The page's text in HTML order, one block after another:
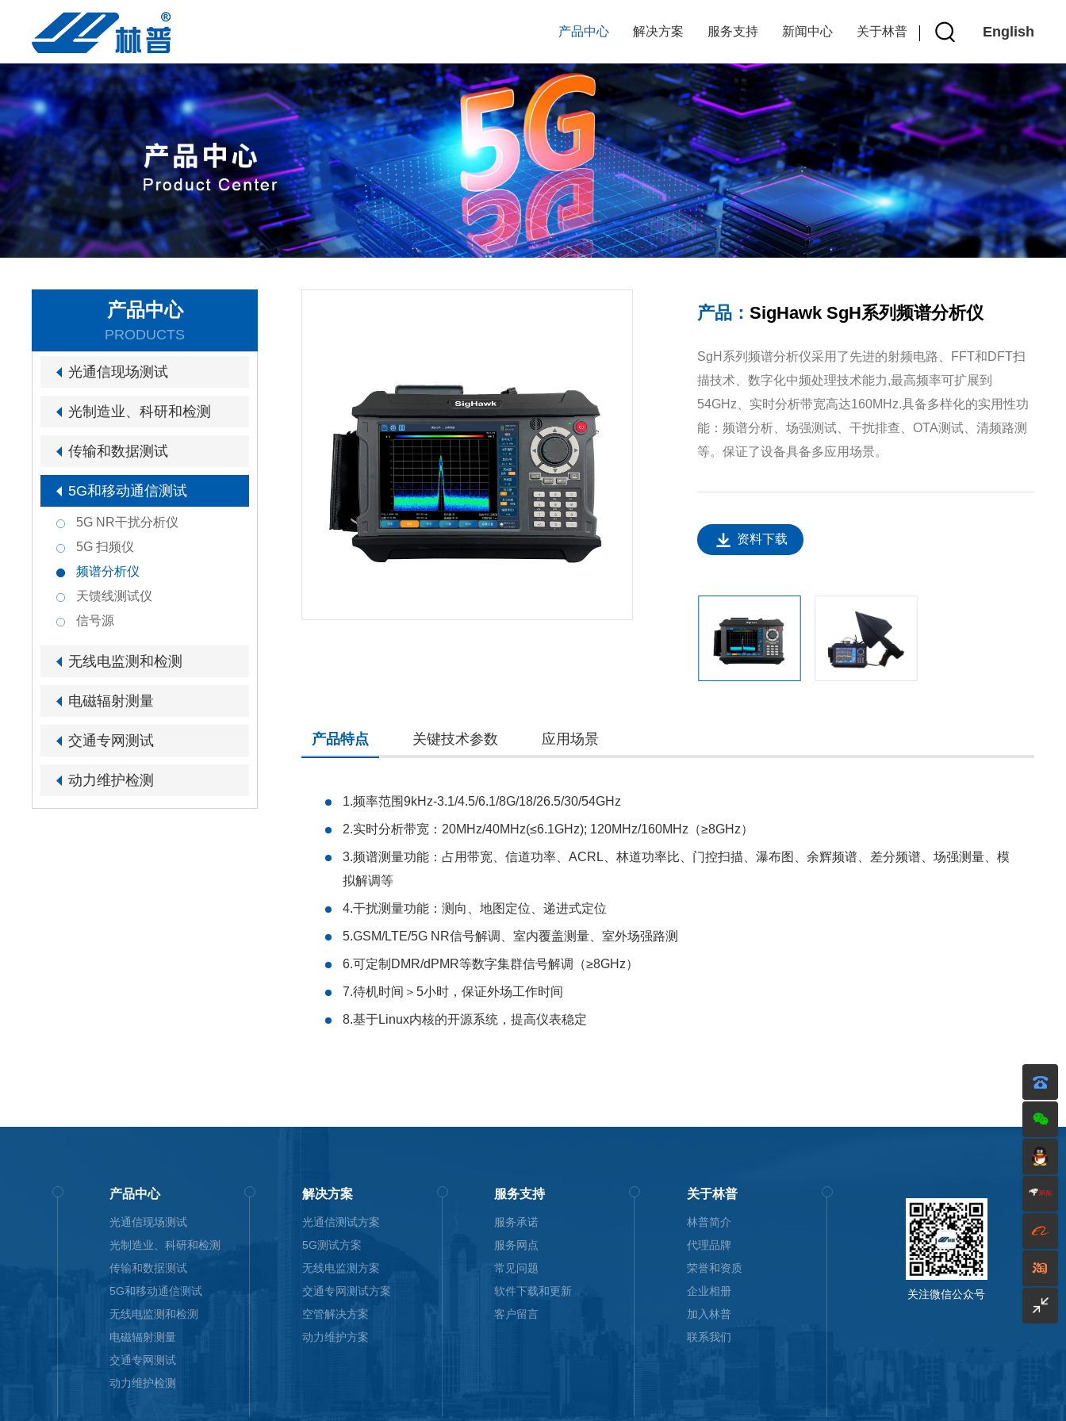
English
产品中心 解决方案 服务支持 新闻中心 关于林普
产品中心
PRODUCTS
光通信现场测试
光制造业、科研和检测
传输和数据测试
5G和移动通信测试
5G NR干扰分析仪
5G 扫频仪
频谱分析仪
天馈线测试仪
信号源
无线电监测和检测
电磁辐射测量
交通专网测试
动力维护检测
产品： SigHawk SgH系列频谱分析仪
SgH系列频谱分析仪采用了先进的射频电路、FFT和DFT扫
描技术、数字化中频处理技术能力,最高频率可扩展到
54GHz、实时分析带宽高达160MHz.具备多样化的实用性功
能：频谱分析、场强测试、干扰排查、OTA测试、清频路测
等。保证了设备具备多应用场景。
资料下载
产品特点 关键技术参数 应用场景
1.频率范围9kHz-3.1/4.5/6.1/8G/18/26.5/30/54GHz
2.实时分析带宽：20MHz/40MHz(≤6.1GHz); 120MHz/160MHz（≥8GHz）
3.频谱测量功能：占用带宽、信道功率、ACRL、林道功率比、门控扫描、瀑布图、余辉频谱、差分频谱、场强测量、模
拟解调等
4.干扰测量功能：测向、地图定位、递进式定位
5.GSM/LTE/5G NR信号解调、室内覆盖测量、室外场强路测
6.可定制DMR/dPMR等数字集群信号解调（≥8GHz）
7.待机时间＞5小时，保证外场工作时间
8.基于Linux内核的开源系统，提高仪表稳定
产品中心
光通信现场测试
光制造业、科研和检测
传输和数据测试
5G和移动通信测试
无线电监测和检测
电磁辐射测量
交通专网测试
动力维护检测
解决方案
光通信测试方案
5G测试方案
无线电监测方案
交通专网测试方案
空管解决方案
动力维护方案
服务支持
服务承诺
服务网点
常见问题
软件下载和更新
客户留言
关于林普
林普简介
代理品牌
荣誉和资质
企业相册
加入林普
联系我们
关注微信公众号